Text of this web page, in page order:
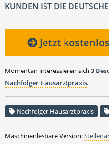
KUNDEN IST DIE
Jetzt
Momentan interessieren sich 3
Nachfolger Hausarztpraxis.
Nachfolger Hausarztpraxis
Maschinenlesbare Version: